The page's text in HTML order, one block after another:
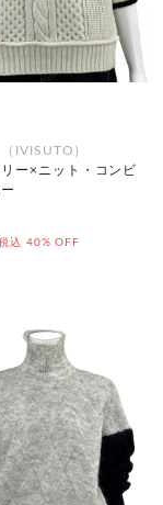
IVISUTO）
ー×ニット・コンビ
込 40% OFF